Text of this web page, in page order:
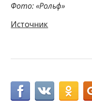
Фото: «Рольф»
Источник